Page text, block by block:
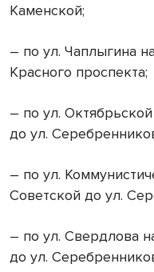
Каменской;
– по ул. Чаплыгина
Красного проспекта;
– по ул.
до ул.
– по ул.
Советской до ул.
– по ул. Свердлова
до ул.